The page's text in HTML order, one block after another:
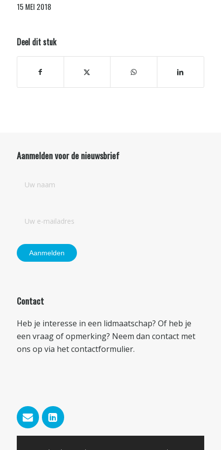
15 MEI 2018
Deel dit stuk
Aanmelden voor de nieuwsbrief
Contact
Heb je interesse in een lidmaatschap? Of heb je
een vraag of opmerking? Neem dan contact met
ons op via hetcontactformulier.